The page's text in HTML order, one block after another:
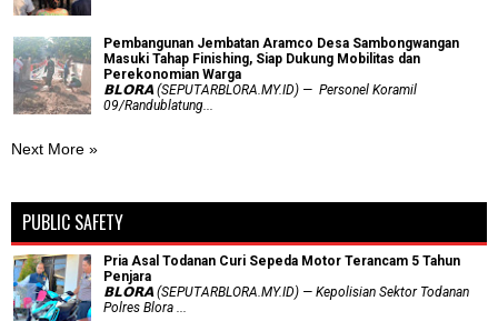
Pembangunan Jembatan Aramco Desa Sambongwangan
Masuki Tahap Finishing, Siap Dukung Mobilitas dan
Perekonomian Warga
𝗕𝗟𝗢𝗥𝗔 (SEPUTARBLORA.MY.ID) — Personel Koramil
09/Randublatung...
Next More »
PUBLIC SAFETY
Pria Asal Todanan Curi Sepeda Motor Terancam 5 Tahun
Penjara
𝗕𝗟𝗢𝗥𝗔 (SEPUTARBLORA.MY.ID) — Kepolisian Sektor Todanan
Polres Blora ...